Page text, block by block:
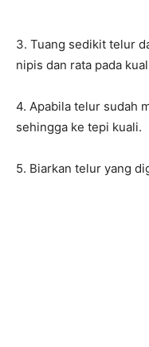
3. Tuang sedikit telur
nipis dan rata pada
4. Apabila telur sudah
sehingga ke tepi kuali.
5. Biarkan telur yang